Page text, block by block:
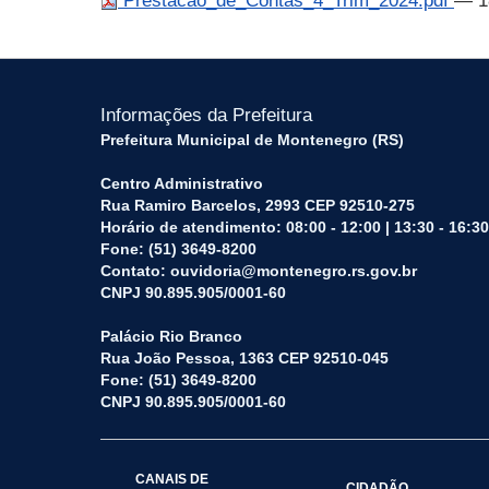
Informações da Prefeitura
Prefeitura Municipal de Montenegro (RS)
Centro Administrativo
Rua Ramiro Barcelos, 2993 CEP 92510-275
Horário de atendimento: 08:00 - 12:00 | 13:30 - 16:30
Fone: (51) 3649-8200
Contato: ouvidoria@montenegro.rs.gov.br
CNPJ 90.895.905/0001-60
Palácio Rio Branco
Rua João Pessoa, 1363 CEP 92510-045
Fone: (51) 3649-8200
CNPJ 90.895.905/0001-60
CANAIS DE